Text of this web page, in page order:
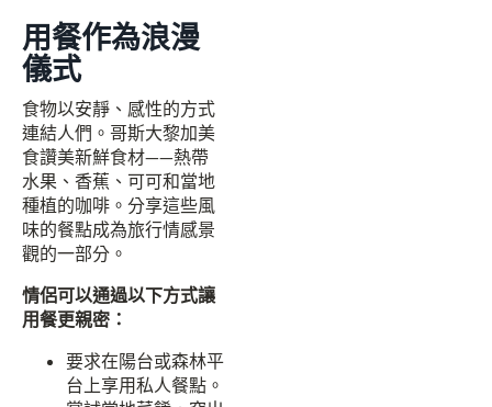
用餐作為浪漫
儀式
食物以安靜、感性的方式
連結人們。哥斯大黎加美
食讚美新鮮食材——熱帶
水果、香蕉、可可和當地
種植的咖啡。分享這些風
味的餐點成為旅行情感景
觀的一部分。
情侶可以通過以下方式讓
用餐更親密：
要求在陽台或森林平
台上享用私人餐點。